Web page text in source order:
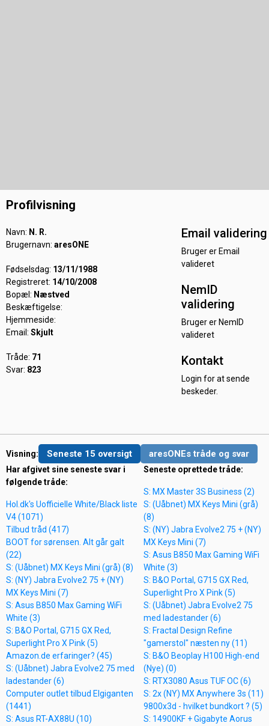
Profilvisning
Navn: N. R.
Brugernavn: aresONE
Fødselsdag: 13/11/1988
Registreret: 14/10/2008
Bopæl: Næstved
Beskæftigelse:
Hjemmeside:
Email: Skjult
Tråde: 71
Svar: 823
Email validering
Bruger er Email
valideret
NemID
validering
Bruger er NemID
valideret
Kontakt
Login for at sende
beskeder.
Visning: Seneste 15 oversigt aresONEs tråde og svar
Har afgivet sine seneste svar i
følgende tråde:
Hol.dk's Uofficielle White/Black liste
V4 (1071)
Tilbud tråd (417)
BOOT for sørensen. Alt går galt
(22)
S: (Uåbnet) MX Keys Mini (grå) (8)
S: (NY) Jabra Evolve2 75 + (NY)
MX Keys Mini (7)
S: Asus B850 Max Gaming WiFi
White (3)
S: B&O Portal, G715 GX Red,
Superlight Pro X Pink (5)
Amazon.de erfaringer? (45)
S: (Uåbnet) Jabra Evolve2 75 med
ladestander (6)
Computer outlet tilbud Elgiganten
(1441)
S: Asus RT-AX88U (10)
Seneste oprettede tråde:
S: MX Master 3S Business (2)
S: (Uåbnet) MX Keys Mini (grå)
(8)
S: (NY) Jabra Evolve2 75 + (NY)
MX Keys Mini (7)
S: Asus B850 Max Gaming WiFi
White (3)
S: B&O Portal, G715 GX Red,
Superlight Pro X Pink (5)
S: (Uåbnet) Jabra Evolve2 75
med ladestander (6)
S: Fractal Design Refine
"gamerstol" næsten ny (11)
S: B&O Beoplay H100 High-end
(Nye) (0)
S: RTX3080 Asus TUF OC (6)
S: 2x (NY) MX Anywhere 3s (11)
9800x3d - hvilket bundkort ? (5)
S: 14900KF + Gigabyte Aorus